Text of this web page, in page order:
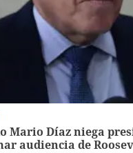
Mario Díaz niega
audiencia de